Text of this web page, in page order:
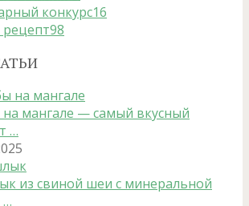
конкурс16
98
мангале — самый вкусный
…
из свиной шеи с минеральной
…